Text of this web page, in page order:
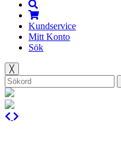
Kundservice
Mitt Konto
Sök
╳